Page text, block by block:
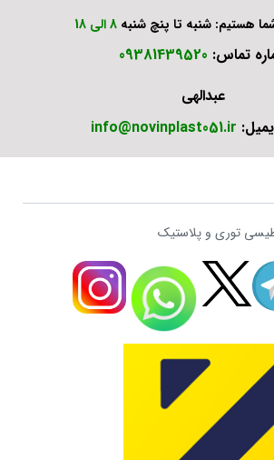
هستیم: شنبه تا پنچ شنبه 8 الی 18
تماس: 09381439520
عبدالهی
info@novinplast051.ir
توری و پلاستیک